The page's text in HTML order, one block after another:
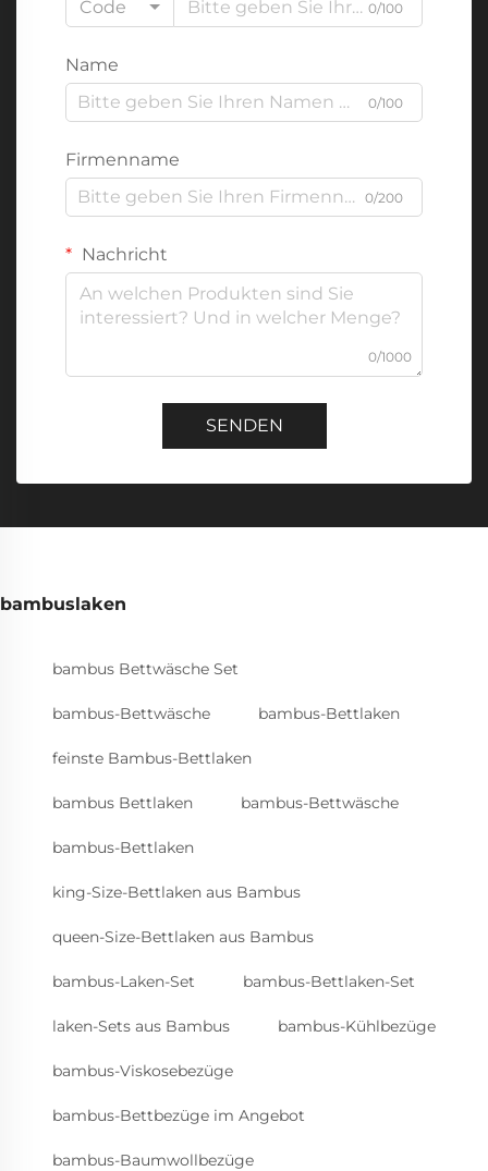
Code 0/100
Name
0/100
Firmenname
0/200
Nachricht
0/1000
SENDEN
bambuslaken
bambus Bettwäsche Set
bambus-Bettwäsche bambus-Bettlaken
feinste Bambus-Bettlaken
bambus Bettlaken bambus-Bettwäsche
bambus-Bettlaken
king-Size-Bettlaken aus Bambus
queen-Size-Bettlaken aus Bambus
bambus-Laken-Set bambus-Bettlaken-Set
laken-Sets aus Bambus bambus-Kühlbezüge
bambus-Viskosebezüge
bambus-Bettbezüge im Angebot
bambus-Baumwollbezüge